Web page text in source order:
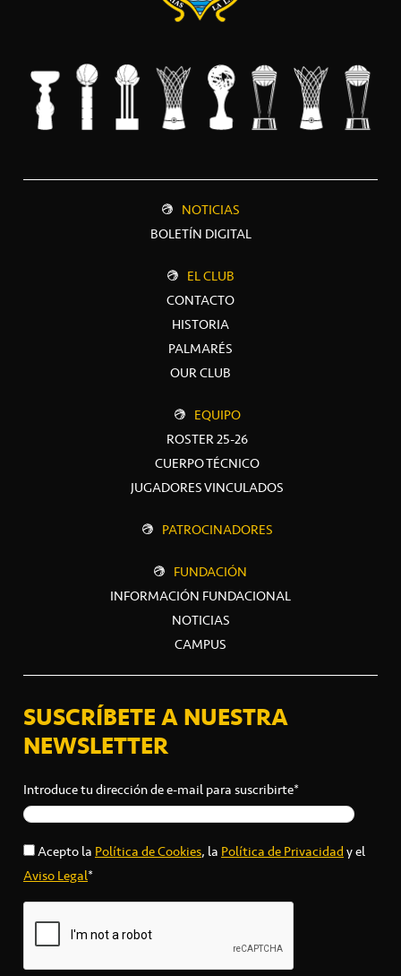
NOTICIAS
BOLETÍN DIGITAL
EL CLUB
CONTACTO
HISTORIA
PALMARÉS
OUR CLUB
EQUIPO
ROSTER 25-26
CUERPO TÉCNICO
JUGADORES VINCULADOS
PATROCINADORES
FUNDACIÓN
INFORMACIÓN FUNDACIONAL
NOTICIAS
CAMPUS
SUSCRÍBETE A NUESTRA
NEWSLETTER
Introduce tu dirección de e-mail para suscribirte*
Acepto laPolítica de Cookies, laPolítica de Privacidady el
Aviso Legal*